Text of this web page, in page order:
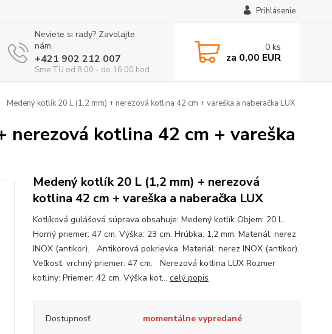
Prihlásenie
Neviete si rady? Zavolajte
nám.
+421 902 212 007
Sme TU od 8:00 - do 16:00 hod
0 ks
za 0,00 EUR
Medený kotlík 20 L (1,2 mm) + nerezová kotlina 42 cm + vareška a naberačka LUX
kotlina 42 cm + vareška
Medený kotlík 20 L (1,2 mm) + nerezová
kotlina 42 cm + vareška a naberačka LUX
Kotlíková gulášová súprava obsahuje: Medený kotlík Objem: 20 L.
Horný priemer: 47 cm. Výška: 23 cm. Hrúbka: 1,2 mm. Materiál: nerez
INOX (antikor). Antikorová pokrievka. Materiál: nerez INOX (antikor).
Veľkosť: vrchný priemer: 47 cm. Nerezová kotlina LUX Rozmer
kotliny: Priemer: 42 cm. Výška kot... celý popis
Dostupnosť momentálne vypredané